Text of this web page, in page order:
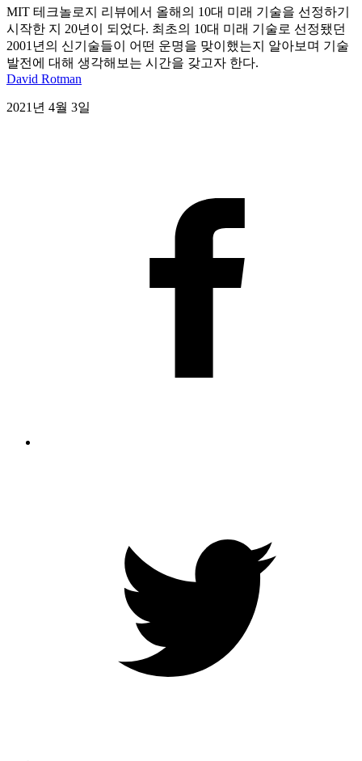
MIT 테크놀로지 리뷰에서 올해의 10대 미래 기술을 선정하기
시작한 지 20년이 되었다. 최초의 10대 미래 기술로 선정됐던
2001년의 신기술들이 어떤 운명을 맞이했는지 알아보며 기술
발전에 대해 생각해보는 시간을 갖고자 한다.
David Rotman
2021년 4월 3일